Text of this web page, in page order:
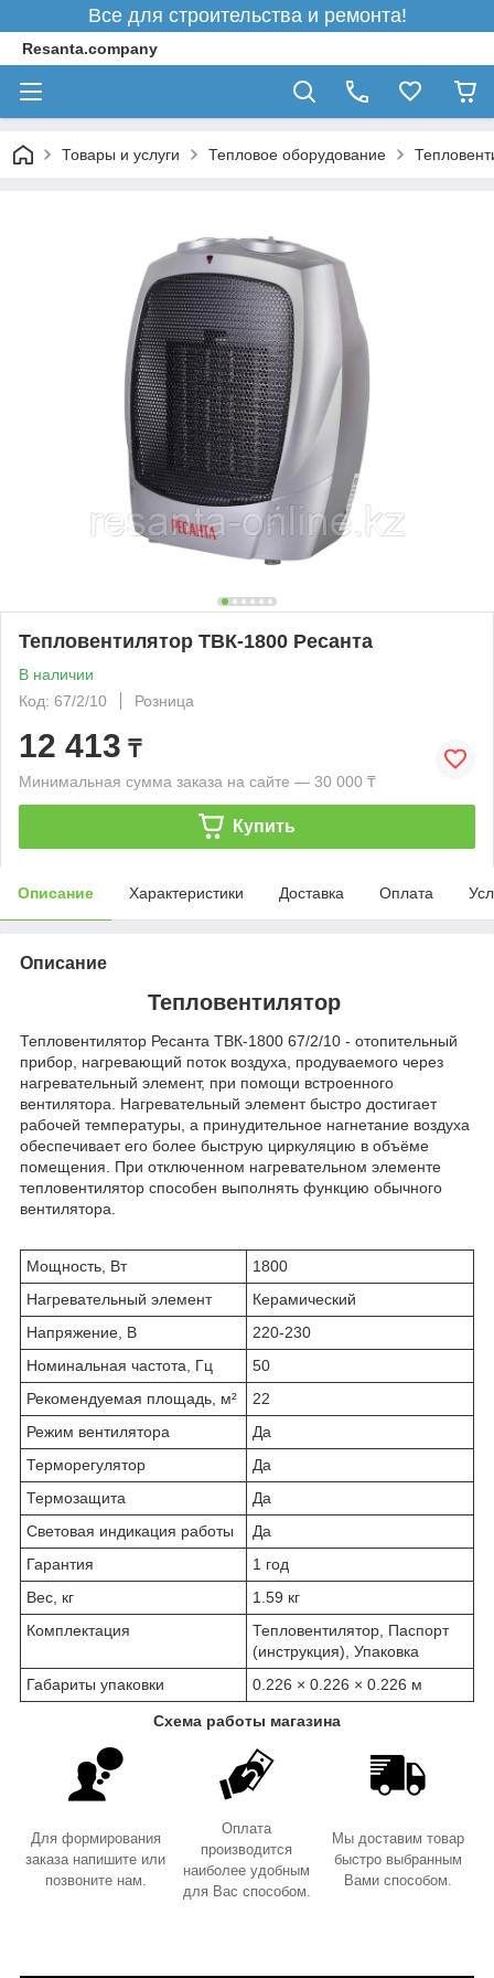
Все для строительства и ремонта!
Resanta.company
Товары и услуги Тепловое оборудование
Тепловентилятор ТВК-1800 Ресанта
В наличии
Код: 67/2/10
Розница
12 413 ₸
Минимальная сумма заказа на сайте — 30 000 ₸
Купить
Описание Характеристики Доставка Оплата
Описание
Тепловентилятор
Тепловентилятор Ресанта ТВК-1800 67/2/10 - отопительный
прибор, нагревающий поток воздуха, продуваемого через
нагревательный элемент, при помощи встроенного
вентилятора. Нагревательный элемент быстро достигает
рабочей температуры, а принудительное нагнетание воздуха
обеспечивает его более быструю циркуляцию в объёме
помещения. При отключенном нагревательном элементе
тепловентилятор способен выполнять функцию обычного
вентилятора.
Мощность, Вт
1800
Нагревательный элемент
Керамический
Напряжение, В
220-230
Номинальная частота, Гц
50
Рекомендуемая площадь, м²
22
Режим вентилятора
Да
Терморегулятор
Да
Термозащита
Да
Световая индикация работы
Да
Гарантия
1 год
Вес, кг
1.59 кг
Комплектация
Тепловентилятор, Паспорт
(инструкция), Упаковка
Габариты упаковки
0.226 × 0.226 × 0.226 м
Схема работы магазина
Для формирования
заказа напишите или
позвоните нам.
Оплата
производится
наиболее удобным
для Вас способом.
Мы доставим товар
быстро выбранным
Вами способом.